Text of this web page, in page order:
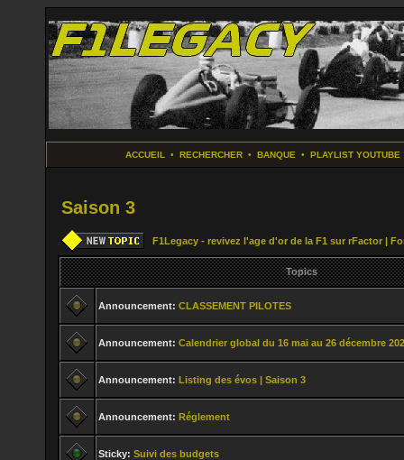
ACCUEIL • RECHERCHER• BANQUE • PLAYLIST YOUTUBE
Saison 3
F1Legacy - revivez l'age d'or de la F1 sur rFactor |
Topics
Announcement: CLASSEMENT PILOTES
Announcement: Calendrier global du 16 mai au 26 décembre
Announcement: Listing des évos | Saison 3
Announcement: Réglement
Sticky: Suivi des budgets